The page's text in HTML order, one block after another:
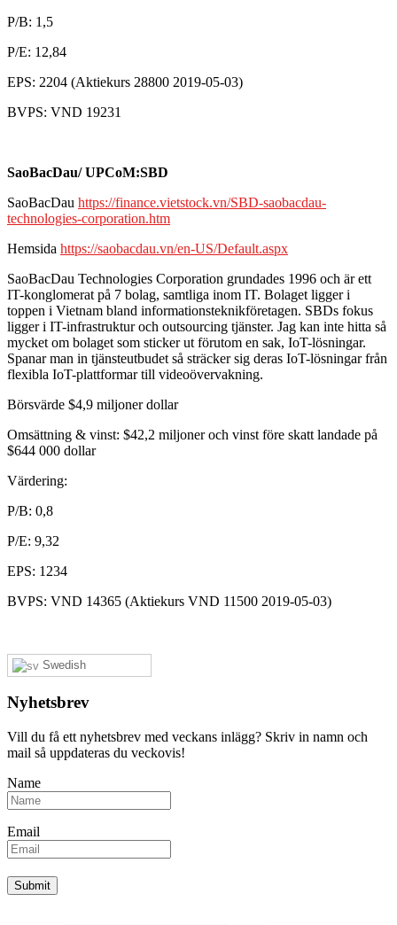
P/B: 1,5
P/E: 12,84
EPS: 2204 (Aktiekurs 28800 2019-05-03)
BVPS: VND 19231
SaoBacDau/ UPCoM:SBD
SaoBacDau https://finance.vietstock.vn/SBD-saobacdau-
technologies-corporation.htm
Hemsida https://saobacdau.vn/en-US/Default.aspx
SaoBacDau Technologies Corporation grundades 1996 och är ett
IT-konglomerat på 7 bolag, samtliga inom IT. Bolaget ligger i
toppen i Vietnam bland informationsteknikföretagen. SBDs fokus
ligger i IT-infrastruktur och outsourcing tjänster. Jag kan inte hitta så
mycket om bolaget som sticker ut förutom en sak, IoT-lösningar.
Spanar man in tjänsteutbudet så sträcker sig deras IoT-lösningar från
flexibla IoT-plattformar till videoövervakning.
Börsvärde $4,9 miljoner dollar
Omsättning & vinst: $42,2 miljoner och vinst före skatt landade på
$644 000 dollar
Värdering:
P/B: 0,8
P/E: 9,32
EPS: 1234
BVPS: VND 14365 (Aktiekurs VND 11500 2019-05-03)
Swedish
Nyhetsbrev
Vill du få ett nyhetsbrev med veckans inlägg? Skriv in namn och
mail så uppdateras du veckovis!
Name
Email